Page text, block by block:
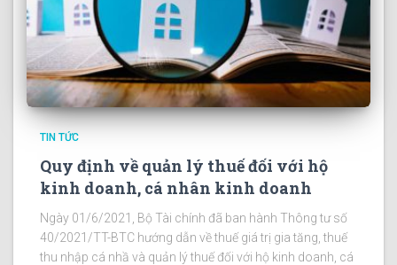
TIN TỨC
Quy định về quản lý thuế đối với hộ
kinh doanh, cá nhân kinh doanh
Ngày 01/6/2021, Bộ Tài chính đã ban hành Thông tư số
40/2021/TT-BTC hướng dẫn về thuế giá trị gia tăng, thuế
thu nhập cá nhầ và quản lý thuế đối với hộ kinh doanh, cá